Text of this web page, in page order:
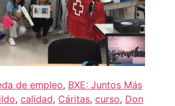
de empleo, BXE: Juntos Más
, calidad, Cáritas, curso, Don